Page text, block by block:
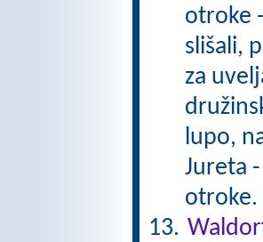
otroke
slišali,
za
lupo,
Jureta